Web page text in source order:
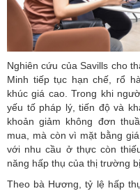
Nghiên cứu của Savills cho
Minh tiếp tục hạn chế, rổ
khúc giá cao. Trong khi
yếu tố pháp lý, tiến độ và
khoản giảm không đơn
mua, mà còn vì mặt bằng
với nhu cầu ở thực còn
năng hấp thụ của thị trường
Theo bà Hương, tỷ lệ hấp